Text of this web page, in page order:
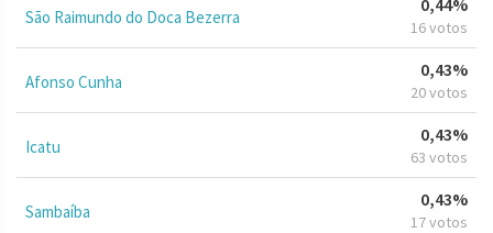
São Raimundo do Doca Bezerra 16 votos
Afonso Cunha
0,43%
20 votos
Icatu
0,43%
63 votos
Sambaíba
0,43%
17 votos